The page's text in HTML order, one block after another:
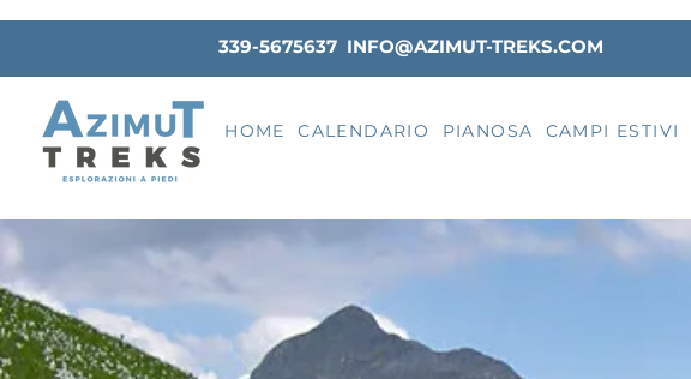
339-5675637 INFO@AZIMUT-TREKS.COM
HOME CALENDARIO PIANOSA CAMPI ESTIVI